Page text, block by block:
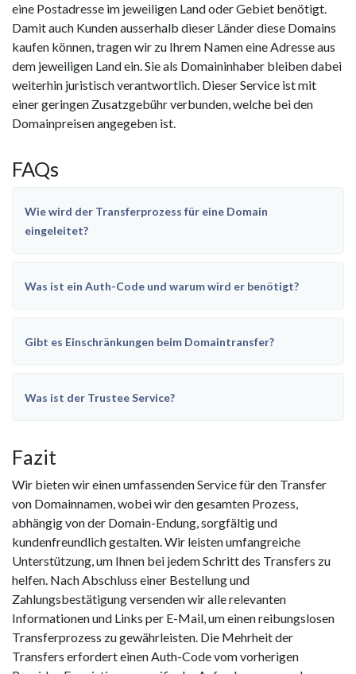
eine Postadresse im jeweiligen Land oder Gebiet benötigt.
Damit auch Kunden ausserhalb dieser Länder diese Domains
kaufen können, tragen wir zu Ihrem Namen eine Adresse aus
dem jeweiligen Land ein. Sie als Domaininhaber bleiben dabei
weiterhin juristisch verantwortlich. Dieser Service ist mit
einer geringen Zusatzgebühr verbunden, welche bei den
Domainpreisen angegeben ist.
FAQs
Wie wird der Transferprozess für eine Domain
eingeleitet?
Was ist ein Auth-Code und warum wird er benötigt?
Gibt es Einschränkungen beim Domaintransfer?
Was ist der Trustee Service?
Fazit
Wir bieten wir einen umfassenden Service für den Transfer
von Domainnamen, wobei wir den gesamten Prozess,
abhängig von der Domain-Endung, sorgfältig und
kundenfreundlich gestalten. Wir leisten umfangreiche
Unterstützung, um Ihnen bei jedem Schritt des Transfers zu
helfen. Nach Abschluss einer Bestellung und
Zahlungsbestätigung versenden wir alle relevanten
Informationen und Links per E-Mail, um einen reibungslosen
Transferprozess zu gewährleisten. Die Mehrheit der
Transfers erfordert einen Auth-Code vom vorherigen